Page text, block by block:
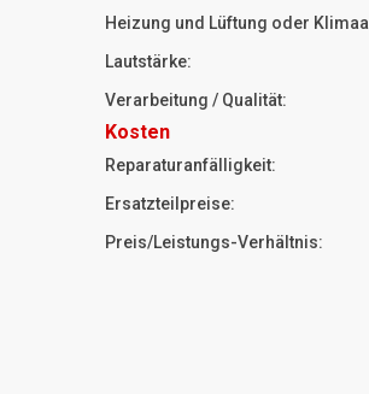
Heizung und Lüftung oder
Lautstärke:
Verarbeitung / Qualität:
Kosten
Reparaturanfälligkeit:
Ersatzteilpreise:
Preis/Leistungs-Verhältnis: